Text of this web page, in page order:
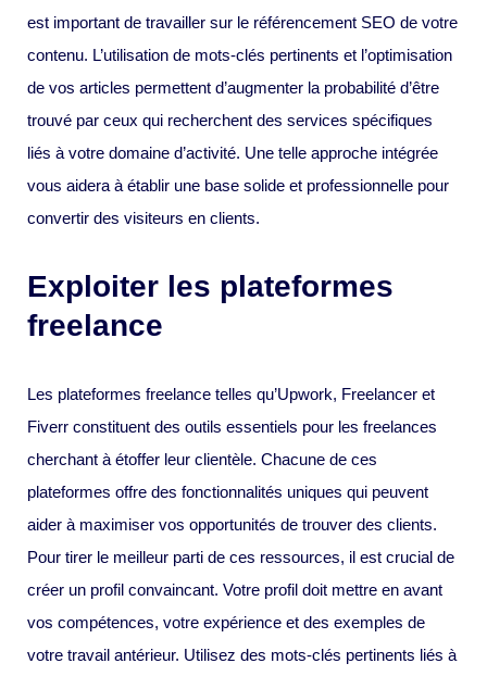
est important de travailler sur le référencement SEO de votre
contenu. L’utilisation de mots-clés pertinents et l’optimisation
de vos articles permettent d’augmenter la probabilité d’être
trouvé par ceux qui recherchent des services spécifiques
liés à votre domaine d’activité. Une telle approche intégrée
vous aidera à établir une base solide et professionnelle pour
convertir des visiteurs en clients.
Exploiter les plateformes
freelance
Les plateformes freelance telles qu’Upwork, Freelancer et
Fiverr constituent des outils essentiels pour les freelances
cherchant à étoffer leur clientèle. Chacune de ces
plateformes offre des fonctionnalités uniques qui peuvent
aider à maximiser vos opportunités de trouver des clients.
Pour tirer le meilleur parti de ces ressources, il est crucial de
créer un profil convaincant. Votre profil doit mettre en avant
vos compétences, votre expérience et des exemples de
votre travail antérieur. Utilisez des mots-clés pertinents liés à